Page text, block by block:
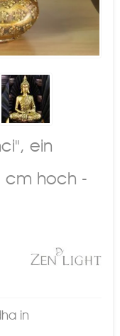
ein
cm hoch -
in